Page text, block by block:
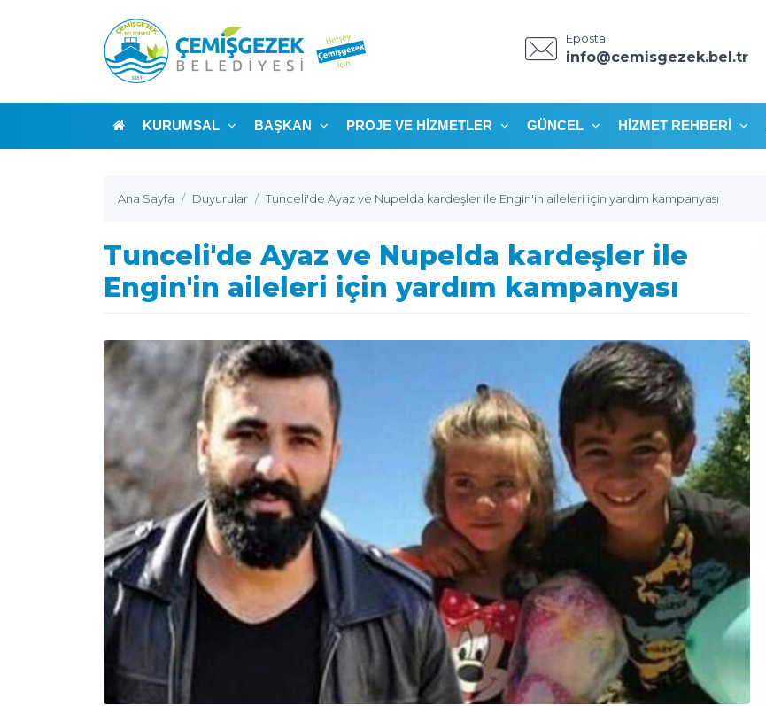
Eposta:
info@cemisgezek.bel.tr
KURUMSAL BAŞKAN PROJE VE HIZMETLER GÜNCEL HIZMET REHBERI
Ana Sayfa Duyurular Tunceli'de Ayaz ve Nupelda kardeşler ile Engin'in aileleri için yardım kampanyası
Tunceli'de Ayaz ve Nupelda kardeşler ile
Engin'in aileleri için yardım kampanyası